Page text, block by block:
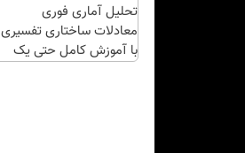
تحلیل آماری فوری
معادلات ساختاری تفسیری
با آموزش کامل حتی یک